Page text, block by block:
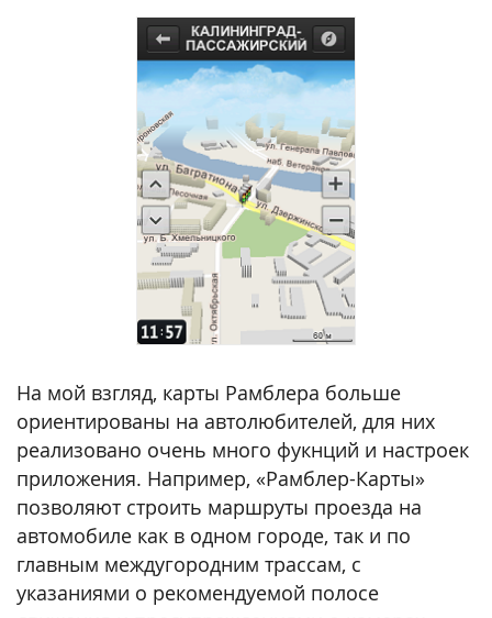
На мой взгляд, карты Рамблера больше
ориентированы на автолюбителей, для них
реализовано очень много фукнций и настроек
приложения. Например, «Рамблер-Карты»
позволяют строить маршруты проезда на
автомобиле как в одном городе, так и по
главным междугородним трассам, с
указаниями о рекомендуемой полосе